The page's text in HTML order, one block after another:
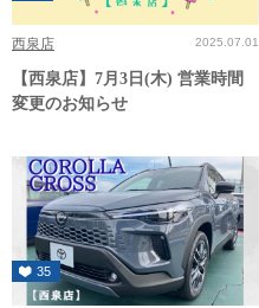
西泉店 2025.07.01
【西泉店】7月3日(木) 営業時間
変更のお知らせ
35